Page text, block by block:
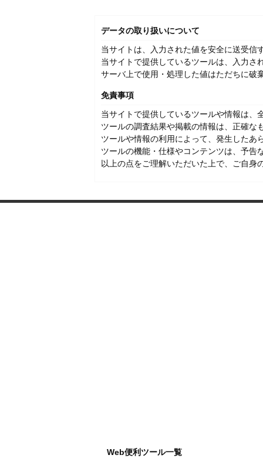
データの取り扱いについて
当サイトは、入力された値を安全に送受信
当サイトで提供しているツールは、入力さ
サーバ上で使用・処理した値はただちに破
免責事項
当サイトで提供しているツールや情報は、
ツールの調査結果や掲載の情報は、正確な
ツールや情報の利用によって、発生したあ
ツールの機能・仕様やコンテンツは、予告
以上の点をご理解いただいた上で、ご自身
Web便利ツール一覧